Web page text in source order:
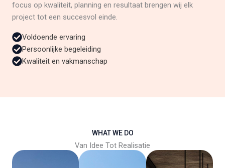
focus op kwaliteit, planning en resultaat brengen wij elk
project tot een succesvol einde.
Voldoende ervaring
Persoonlijke begeleiding
Kwaliteit en vakmanschap
WHAT WE DO
Van Idee Tot Realisatie